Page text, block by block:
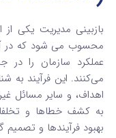
بازبینی مدیریت یکی
محسوب می شود که در
عملکرد سازمان را در
می‌کنند. این فرآیند به
اهداف، و سایر مسائل
به کشف خطاها و
بهبود فرآیندها و تصمیم